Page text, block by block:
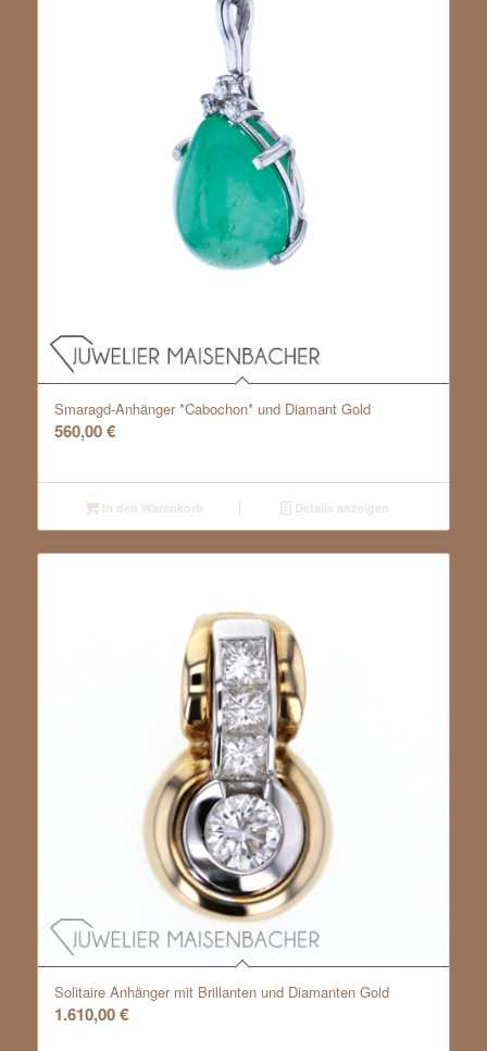
Smaragd-Anhänger *Cabochon* und Diamant Gold
560,00€
In den Warenkorb Details anzeigen
Solitaire Anhänger mit Brillanten und Diamanten Gold
1.610,00€